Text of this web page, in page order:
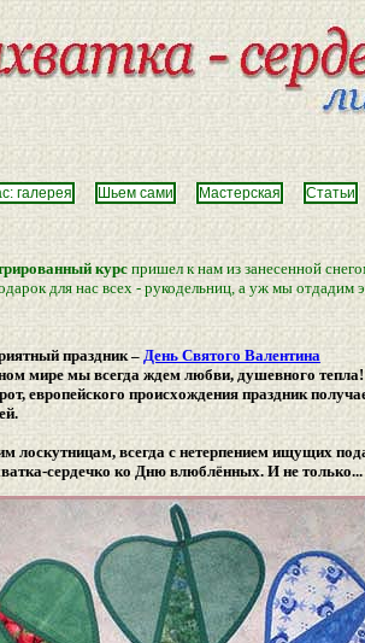
галерея Шьем сами Мастерская Статьи
курс пришел к нам из занесенной
для нас всех - рукодельниц, а уж мы
праздник – День Святого Валентина
мире мы всегда ждем любви, душевного
европейского происхождения праздник
лоскутницам, всегда с нетерпением ищущих
сердечко ко Дню влюблённых. И не только...